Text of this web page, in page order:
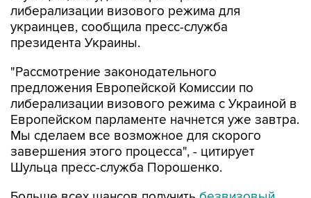
либерализации визового режима для
украинцев, сообщила пресс-служба
президента Украины.
"Рассмотрение законодательного
предложения Европейской Комиссии по
либерализации визового режима с Украиной в
Европейском парламенте начнется уже завтра.
Мы сделаем все возможное для скорого
завершения этого процесса", - цитирует
Шульца пресс-служба Порошенко.